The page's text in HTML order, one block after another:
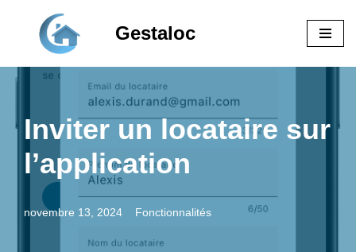
contenu
Gestaloc
Inviter un locataire sur
l’application
novembre 13, 2024 Fonctionnalités